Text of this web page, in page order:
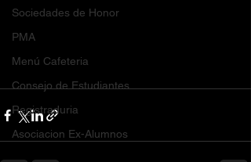
Sociedades de Honor
PMA
Menú Cafeteria
Consejo de Estudiantes
Registraduria
Asociacion Ex-Alumnos